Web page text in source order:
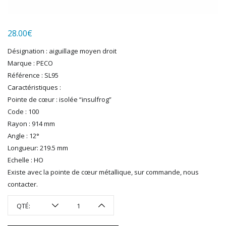
MAKETTE
MARLKIN
MKD
NOREV
NOVATEUR MODELES
PECO
PG mini
PIKO
PN SUD MODELISME
PREISER
PRINCE AUGUST
R37
REDUTEX
28.00€
Désignation : aiguillage moyen droit
Marque : PECO
Référence : SL95
Caractéristiques :
Pointe de cœur : isolée “insulfrog”
Code : 100
Rayon : 914 mm
Angle : 12°
Longueur: 219.5 mm
Echelle : HO
Existe avec la pointe de cœur métallique, sur commande, nous
contacter.
QTÉ: